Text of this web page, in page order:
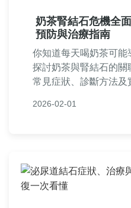
奶茶腎結石危機全
預防與治療指南
你知道每天喝奶茶可能
探討奶茶與腎結石的關
常見症狀、診斷方法及
脅。
2026-02-01